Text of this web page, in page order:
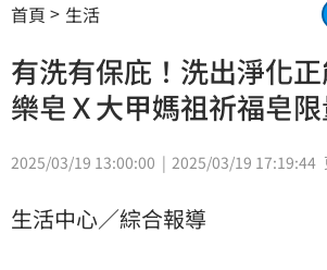
首頁 生活
有洗有保庇！洗出淨化
樂皂Ｘ大甲媽祖祈福皂
2025/03/19 13:00:00 2025/03/19 17:19:44
生活中心／綜合報導